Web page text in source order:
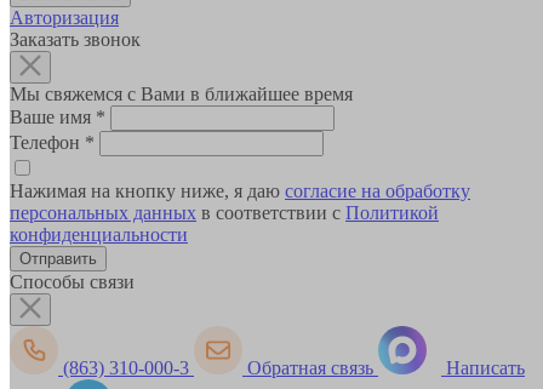
Авторизация
Заказать звонок
Мы свяжемся с Вами в ближайшее время
Ваше имя *
Телефон *
Нажимая на кнопку ниже, я даю согласие на обработку
персональных данных в соответствии с Политикой
конфиденциальности
Способы связи
(863) 310-000-3 Обратная связь Написать